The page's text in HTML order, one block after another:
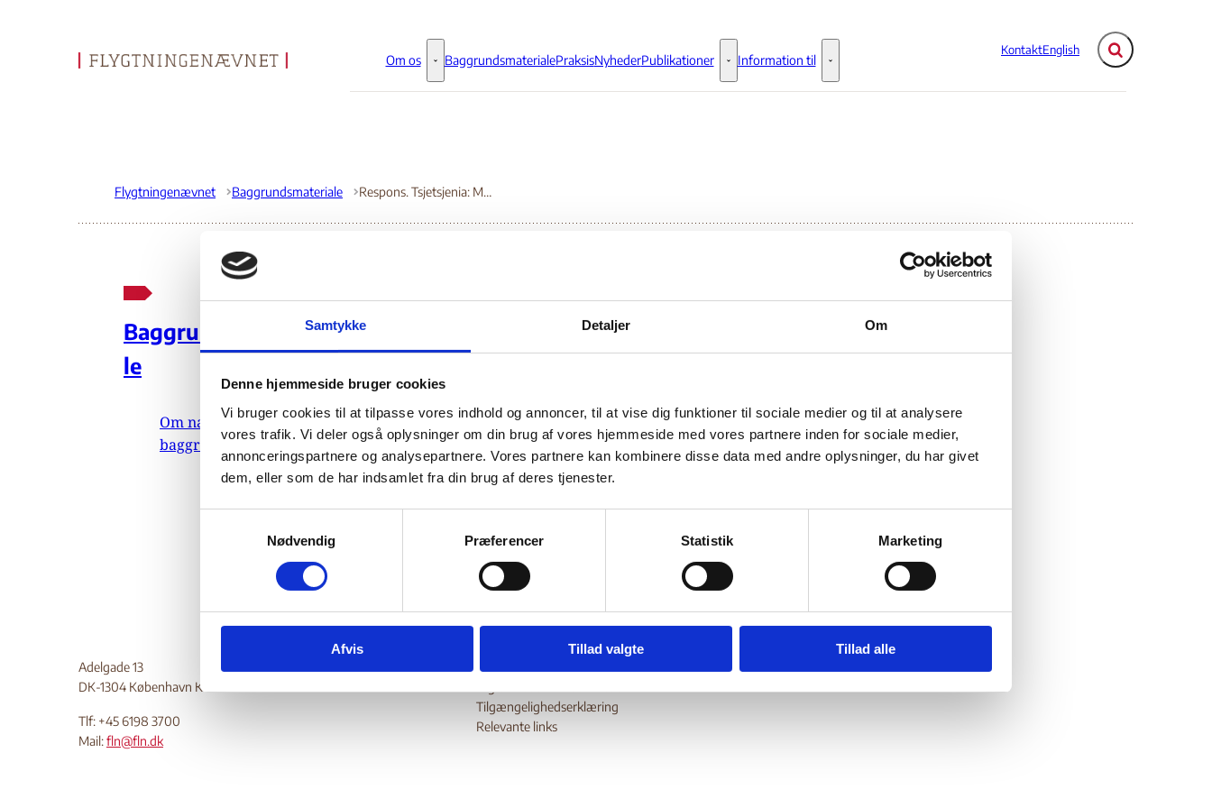
Samtykke Detaljer Om
Denne hjemmeside bruger cookies
Vi bruger cookies til at tilpasse vores indhold og annoncer, til at vise dig funktioner til sociale medier og til at analysere
vores trafik. Vi deler også oplysninger om din brug af vores hjemmeside med vores partnere inden for sociale medier,
annonceringspartnere og analysepartnere. Vores partnere kan kombinere disse data med andre oplysninger, du har givet
dem, eller som de har indsamlet fra din brug af deres tjenester.
v
Nødvendig Præferencer Statistik Marketing
Afvis Tillad valgte Tillad alle
Gå til forsiden
KontaktEnglish Fold søgefelt ud
Om os Om os - Flere links
BaggrundsmaterialePraksisNyhederPublikationer Publikationer - Flere links
Information til Information til - Flere links
Flygtningenævnet Baggrundsmateriale Respons. Tsjetsjenia: Meldepligt
Baggrundsmateria
le
Om nævnets
baggrundsmateriale
Respons. Tsjetsjenia:
Meldepligt
13.10.2009 Bilag 204 LandinfoRusland (I)
Indeholder oplysninger om omfanget afmeldepligti Tjetjenien og Dagestan og
konsekvenserne af undladelse af at efterkomme meldepligt.
Download
Adelgade 13
DK-1304 København K
Tlf: +45 6198 3700
Mail:fln@fln.dk
Digital Post - Borger
Tilgængelighedserklæring
Relevante links